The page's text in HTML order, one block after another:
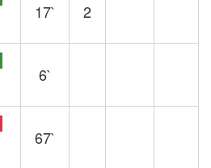
17` 2
6`
67`